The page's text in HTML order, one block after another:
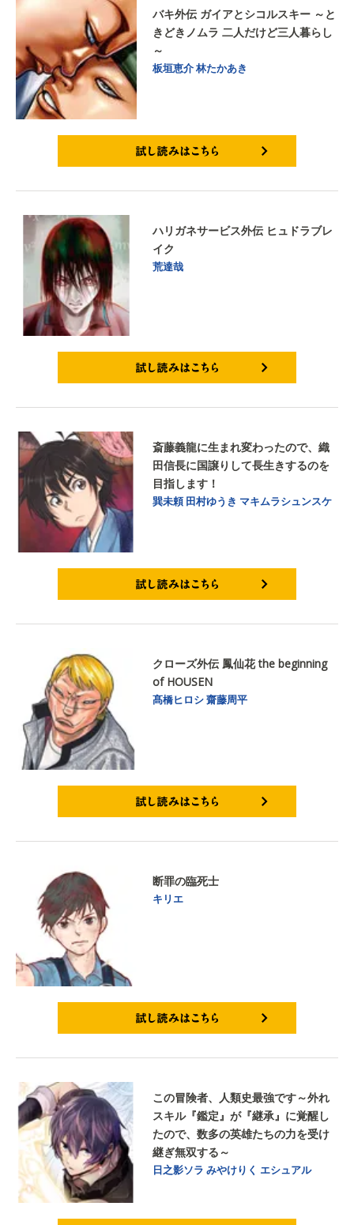
バキ外伝 ガイアとシコルスキー ～と
きどきノムラ 二人だけど三人暮らし
～
板垣恵介林たかあき
ハリガネサービス外伝 ヒュドラブレ
イク
荒達哉
斎藤義龍に生まれ変わったので、織
田信長に国譲りして長生きするのを
目指します！
巽未頼 田村ゆうき マキムラシュンスケ
クローズ外伝 鳳仙花 the beginning
of HOUSEN
髙橋ヒロシ齋藤周平
断罪の臨死士
キリエ
この冒険者、人類史最強です～外れ
スキル『鑑定』が『継承』に覚醒し
たので、数多の英雄たちの力を受け
継ぎ無双する～
日之影ソラ みやけりく エシュアル